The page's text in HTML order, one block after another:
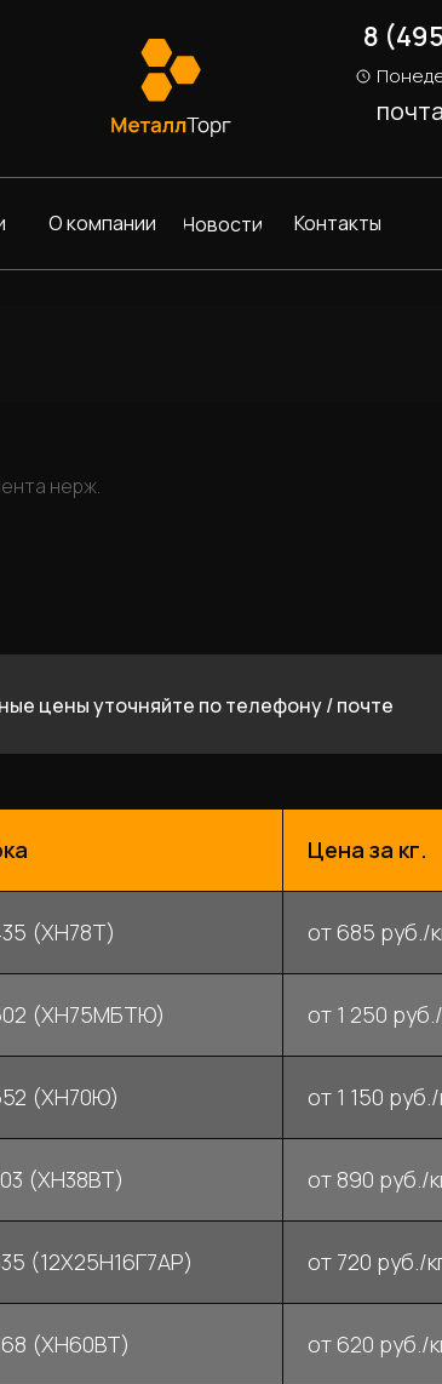
8
О компании Новости Контакты
нерж.
цены уточняйте по телефону / почте
Цена за кг.
(ХН78Т) от 685 руб./
(ХН75МБТЮ) от 1 250
(ХН70Ю) от 1 150 руб./
(ХН38ВТ) от 890 руб./
(12Х25Н16Г7АР) от 720 руб./
(ХН60ВТ) от 620 руб./